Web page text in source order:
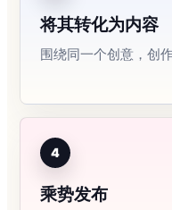
将其转化为内容
围绕同一个创意，创
4
乘势发布